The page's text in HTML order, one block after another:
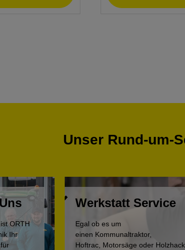
Unser Rund-um-
ORTH
Ihr
Werkstatt Service
Egal ob es um
einen Kommunaltraktor,
Hoftrac, Motorsäge oder